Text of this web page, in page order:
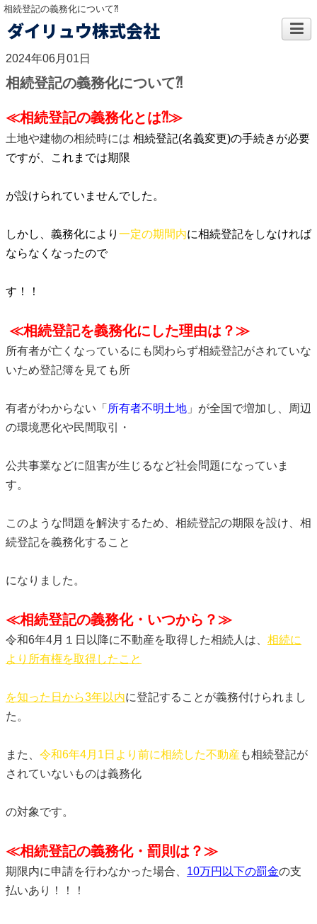
相続登記の義務化について⁈
ダイリュウ株式会社
2024年06月01日
相続登記の義務化について⁈
≪相続登記の義務化とは⁈≫
土地や建物の相続時には 相続登記(名義変更)の手続きが必要
ですが、これまでは期限
が設けられていませんでした。
しかし、義務化により 一定の期間内に相続登記をしなければ
ならなくなったので
す！！
≪相続登記を義務化にした理由は？≫
所有者が亡くなっているにも関わらず相続登記がされていな
いため登記簿を見ても所
有者がわからない「 所有者不明土地 」が全国で増加し、周辺
の環境悪化や民間取引・
公共事業などに阻害が生じるなど社会問題になっていま
す。
このような問題を解決するため、相続登記の期限を設け、相
続登記を義務化すること
になりました。
≪相続登記の義務化・いつから？≫
令和6年4月１日以降に不動産を取得した相続人は、 相続に
より所有権を取得したこと
を知った日から3年以内に登記することが義務付けられまし
た。
また、 令和6年4月1日より前に相続した不動産も相続登記が
されていないものは義務化
の対象です。
≪相続登記の義務化・罰則は？≫
期限内に申請を行わなかった場合、 10万円以下の罰金の支
払いあり！！！